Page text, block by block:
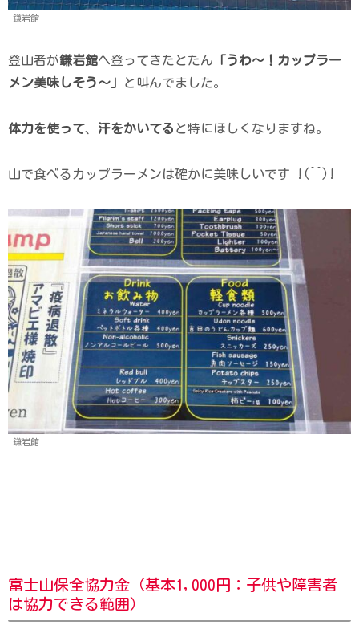
鎌岩館
登山者が鎌岩館へ登ってきたとたん 「うわ～！カップラー
メン美味しそう～」
と叫んでました。
体力を使って、 汗をかいてる と特にほしくなりますね。
山で食べるカップラーメンは確かに美味しいです !(^^)!
鎌岩館
富士山保全協力金（基本1,000円：子供や障害者
は協力できる範囲）